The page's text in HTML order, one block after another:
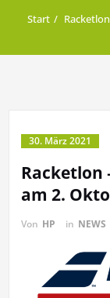
Start
30. März 2021
Racketlon
am 2.
Von HP in NEWS